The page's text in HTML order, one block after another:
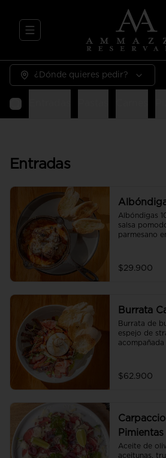
Abrir menu de navegación
¿Dónde quieres pedir?
Entradas
Albóndigas
salsa
parmesano
$29.900
Burrata
Burrata de
espejo de
pesto y
$62.900
Pimientas
Aceite de
aceitunas,